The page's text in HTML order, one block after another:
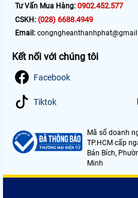
Tư Vấn Mua Hàng: 0902.452.577
CSKH: (028) 6688.4949
Email:
Kết nối với chúng tôi
Facebook
Tiktok
Mã số doanh
TP.HCM cấp
Bán Bích,
Minh